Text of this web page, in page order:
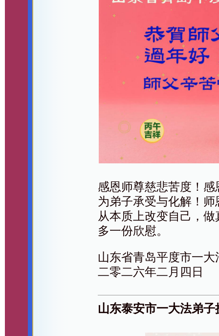
感恩师尊慈悲苦度！
为弟子承受与化解！
从本质上改变自己，
多一份欣慰。
山东省青岛平度市一大
二零二六年二月四日
山东泰安市一大法弟